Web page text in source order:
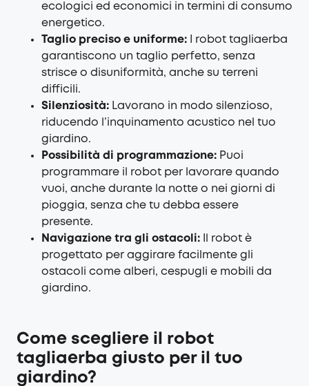
ecologici ed economici in termini di consumo
energetico.
Taglio preciso e uniforme: I robot tagliaerba
garantiscono un taglio perfetto, senza
strisce o disuniformità, anche su terreni
difficili.
Silenziosità: Lavorano in modo silenzioso,
riducendo l’inquinamento acustico nel tuo
giardino.
Possibilità di programmazione: Puoi
programmare il robot per lavorare quando
vuoi, anche durante la notte o nei giorni di
pioggia, senza che tu debba essere
presente.
Navigazione tra gli ostacoli:
Il robot è
progettato per aggirare facilmente gli
ostacoli come alberi, cespugli e mobili da
giardino.
Come scegliere il robot
tagliaerba giusto per il tuo
giardino?